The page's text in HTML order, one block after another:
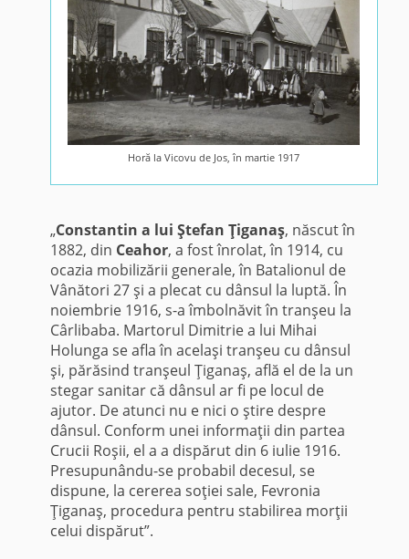
Horă la Vicovu de Jos, în martie 1917
„Constantin a lui Ştefan Ţiganaş, născut în
1882, din Ceahor, a fost înrolat, în 1914, cu
ocazia mobilizării generale, în Batalionul de
Vânători 27 şi a plecat cu dânsul la luptă. În
noiembrie 1916, s-a îmbolnăvit în tranşeu la
Cârlibaba. Martorul Dimitrie a lui Mihai
Holunga se afla în acelaşi tranşeu cu dânsul
şi, părăsind tranşeul Ţiganaş, află el de la un
stegar sanitar că dânsul ar fi pe locul de
ajutor. De atunci nu e nici o ştire despre
dânsul. Conform unei informaţii din partea
Crucii Roşii, el a a dispărut din 6 iulie 1916.
Presupunându-se probabil decesul, se
dispune, la cererea soţiei sale, Fevronia
Ţiganaş, procedura pentru stabilirea morţii
celui dispărut”.